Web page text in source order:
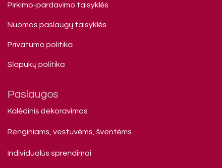
Pirkimo-pardavimo taisyklės
Nuomos paslaugų taisyklės
Privatumo politika
Slapukų politika
Paslaugos
Kalėdinis dekoravimas
Renginiams, vestuvėms, šventėms
Individualūs sprendimai